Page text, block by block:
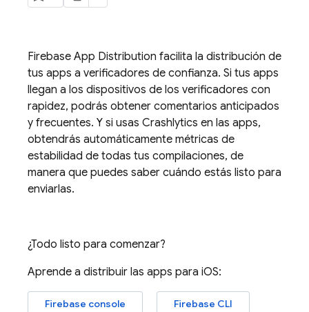
Firebase App Distribution facilita la distribución de
tus apps a verificadores de confianza. Si tus apps
llegan a los dispositivos de los verificadores con
rapidez, podrás obtener comentarios anticipados
y frecuentes. Y si usas Crashlytics en las apps,
obtendrás automáticamente métricas de
estabilidad de todas tus compilaciones, de
manera que puedes saber cuándo estás listo para
enviarlas.
¿Todo listo para comenzar?
Aprende a distribuir las apps para iOS:
Firebase console Firebase CLI